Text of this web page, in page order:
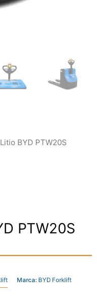
BYD PTW20S
PTW20S
Marca: BYD Forklift